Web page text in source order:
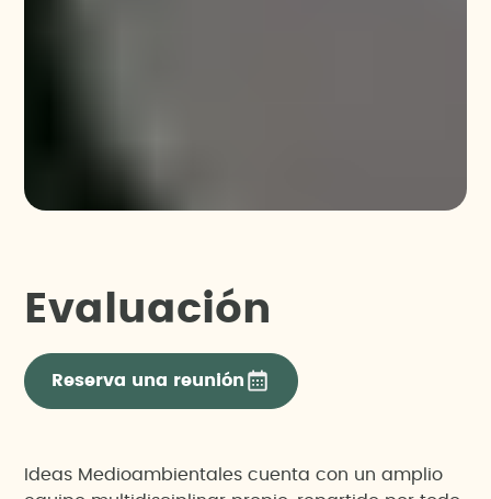
Evaluación
Reserva una reunión
Ideas Medioambientales cuenta con un amplio